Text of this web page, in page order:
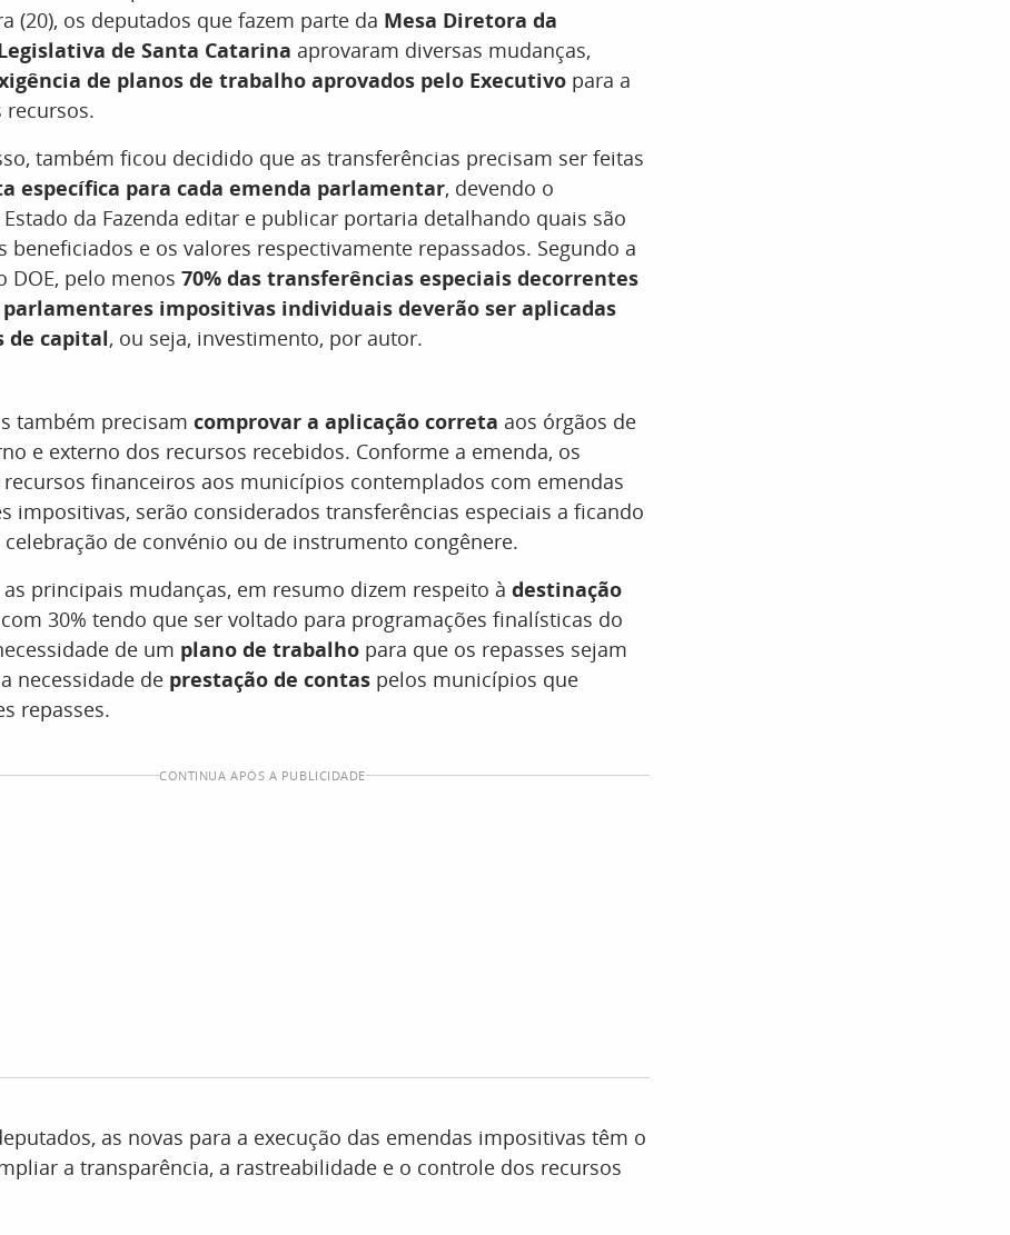
(20), os deputados que fazem parte da Mesa Diretora da
de Santa Catarina aprovaram diversas mudanças,
de planos de trabalho aprovados pelo Executivo para a
recursos.
também ficou decidido que as transferências precisam ser feitas
específica para cada emenda parlamentar, devendo o
da Fazenda editar e publicar portaria detalhando quais são
beneficiados e os valores respectivamente repassados. Segundo a
DOE, pelo menos 70% das transferências especiais decorrentes
parlamentares impositivas individuais deverão ser aplicadas
de capital, ou seja, investimento, por autor.
também precisam comprovar a aplicação correta aos órgãos de
e externo dos recursos recebidos. Conforme a emenda, os
recursos financeiros aos municípios contemplados com emendas
impositivas, serão considerados transferências especiais a ficando
celebração de convénio ou de instrumento congênere.
as principais mudanças, em resumo dizem respeito à destinação
30% tendo que ser voltado para programações finalísticas do
de um plano de trabalho para que os repasses sejam
necessidade de prestação de contas pelos municípios que
repasses.
CONTINUA APÓS A PUBLICIDADE
as novas para a execução das emendas impositivas têm o
a transparência, a rastreabilidade e o controle dos recursos